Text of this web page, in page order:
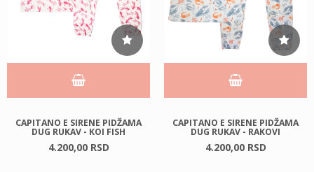
CAPITANO E SIRENE PIDŽAMA
DUG RUKAV - KOI FISH
4.200,00 RSD
CAPITANO E SIRENE PIDŽAMA
DUG RUKAV - RAKOVI
4.200,00 RSD